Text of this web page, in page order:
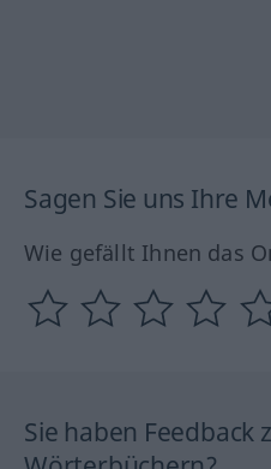
Sagen Sie uns Ihre
Wie gefällt Ihnen das
Sie haben Feedback